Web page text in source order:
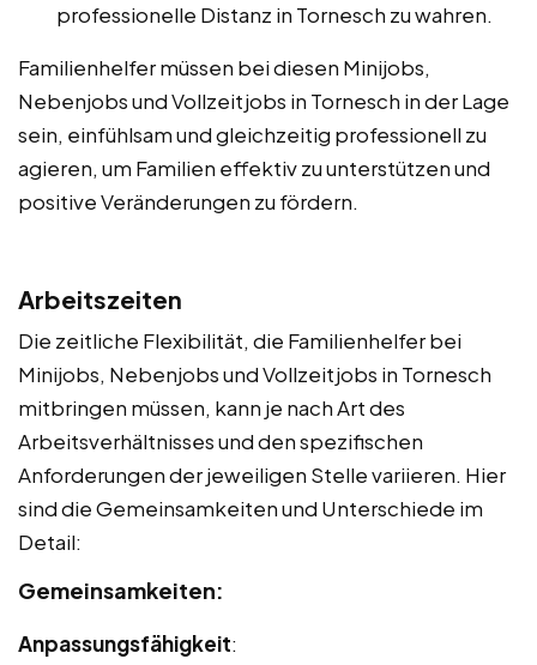
professionelle Distanz in Tornesch zu wahren.
Familienhelfer müssen bei diesen Minijobs,
Nebenjobs und Vollzeitjobs in Tornesch in der Lage
sein, einfühlsam und gleichzeitig professionell zu
agieren, um Familien effektiv zu unterstützen und
positive Veränderungen zu fördern.
Arbeitszeiten
Die zeitliche Flexibilität, die Familienhelfer bei
Minijobs, Nebenjobs und Vollzeitjobs in Tornesch
mitbringen müssen, kann je nach Art des
Arbeitsverhältnisses und den spezifischen
Anforderungen der jeweiligen Stelle variieren. Hier
sind die Gemeinsamkeiten und Unterschiede im
Detail:
Gemeinsamkeiten:
Anpassungsfähigkeit: